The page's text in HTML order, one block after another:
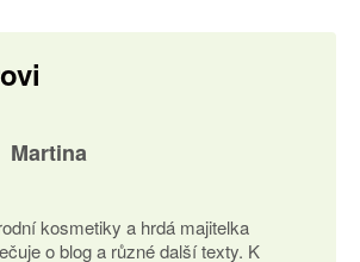
Martina
kosmetiky a hrdá majitelka
o blog a různé další texty. K